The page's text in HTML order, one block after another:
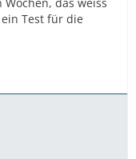
Test für die